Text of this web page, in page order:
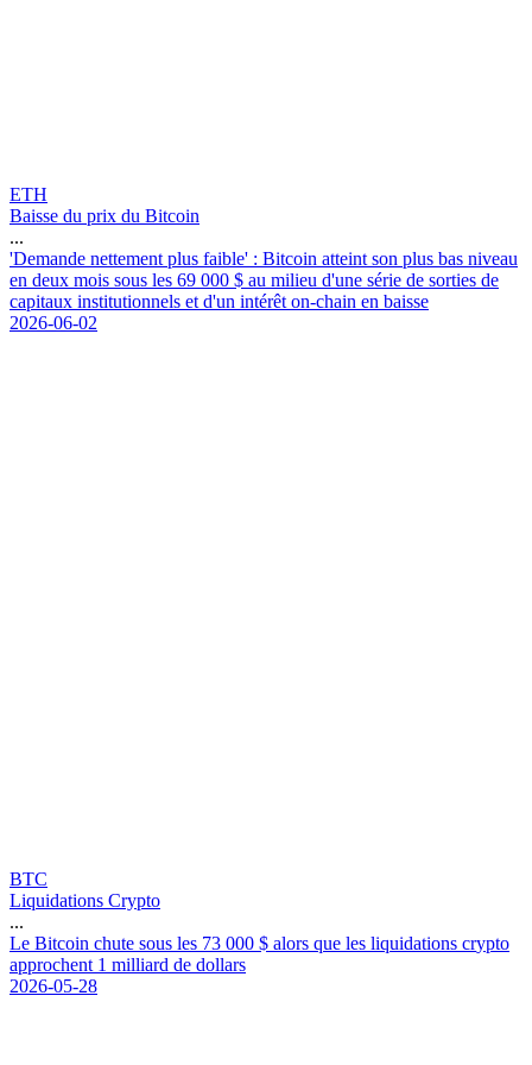
ETH
Baisse du prix du Bitcoin
...
'Demande nettement plus faible' : Bitcoin atteint son plus bas niveau
en deux mois sous les 69 000 $ au milieu d'une série de sorties de
capitaux institutionnels et d'un intérêt on-chain en baisse
2026-06-02
BTC
Liquidations Crypto
...
Le Bitcoin chute sous les 73 000 $ alors que les liquidations crypto
approchent 1 milliard de dollars
2026-05-28